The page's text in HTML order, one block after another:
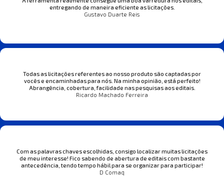
entregando de maneira eficiente as licitações.
Gustavo Duarte Reis
Todas as licitações referentes ao nosso produto são captadas por
vocês e encaminhadas para nós. Na minha opinião, está perfeito!
Abrangência, cobertura, facilidade nas pesquisas aos editais.
Ricardo Machado Ferreira
Com as palavras chaves escolhidas, consigo localizar muitas licitações
de meu interesse! Fico sabendo de abertura de editais com bastante
antecedência, tendo tempo hábil para se organizar para participar!
D Comaq